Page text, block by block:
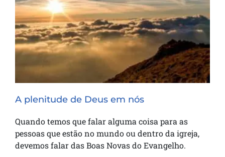
A plenitude de Deus em nós
A plenitude de Deus em nós
Quando temos que falar alguma coisa para as
pessoas que estão no mundo ou dentro da igreja,
devemos falar das Boas Novas do Evangelho.